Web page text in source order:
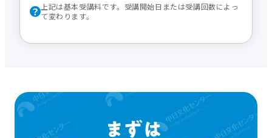
上記は基本受講料です。受講開始日または受講回数によっ
て変わります。